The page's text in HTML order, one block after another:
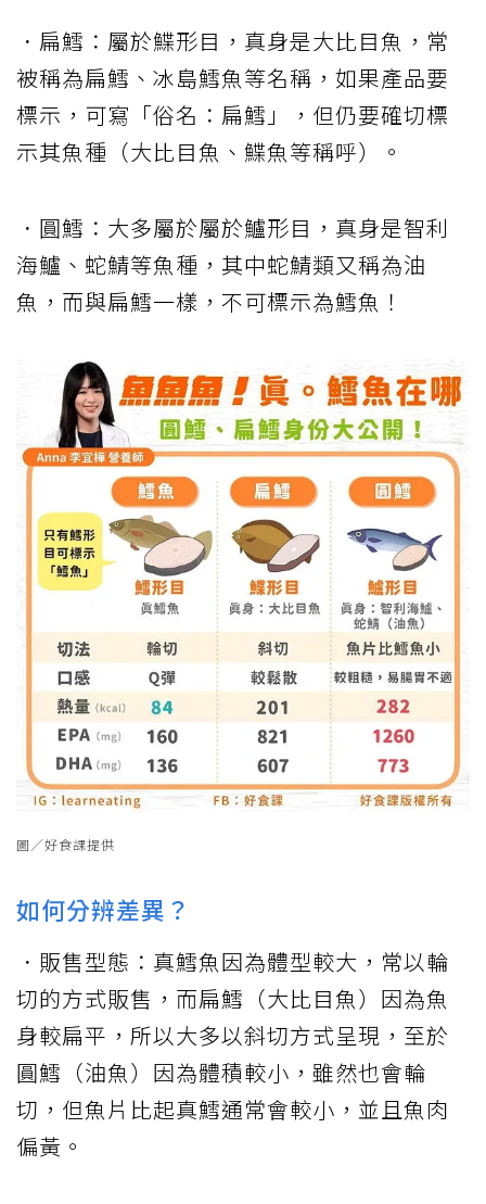
．扁鱈：屬於鰈形目，真身是大比目魚，常
被稱為扁鱈、冰島鱈魚等名稱，如果產品要
標示，可寫「俗名：扁鱈」，但仍要確切標
示其魚種（大比目魚、鰈魚等稱呼）。
．圓鱈：大多屬於屬於鱸形目，真身是智利
海鱸、蛇鯖等魚種，其中蛇鯖類又稱為油
魚，而與扁鱈一樣，不可標示為鱈魚！
圖／好食課提供
如何分辨差異？
．販售型態：真鱈魚因為體型較大，常以輪
切的方式販售，而扁鱈（大比目魚）因為魚
身較扁平，所以大多以斜切方式呈現，至於
圓鱈（油魚）因為體積較小，雖然也會輪
切，但魚片比起真鱈通常會較小，並且魚肉
偏黃。